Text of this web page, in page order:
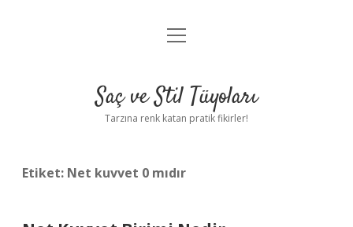
Anasayfa
Yasal Uyarı
menüyü
Saç ve Stil Tüyoları
Tarzına renk katan pratik fikirler!
Etiket: Net kuvvet 0 mıdır